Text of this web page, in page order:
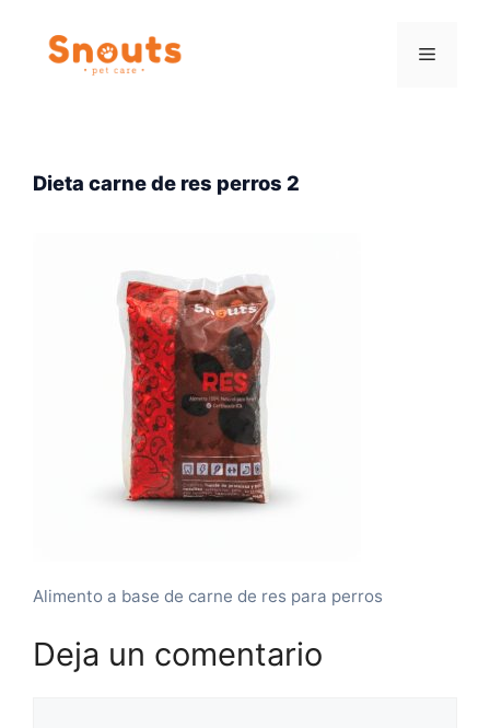
contenido
Menú
Dieta carne de res perros 2
Alimento a base de carne de res para perros
Deja un comentario